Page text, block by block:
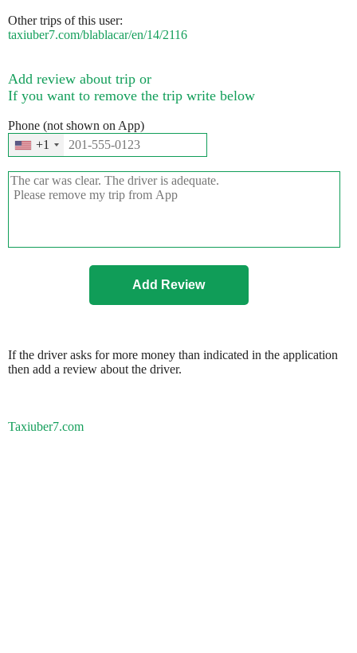
Other trips of this user:
taxiuber7.com/blablacar/en/14/2116
Add review about trip or
If you want to remove the trip write below
Phone (not shown on App)
+1
If the driver asks for more money than indicated in the application
then add a review about the driver.
Taxiuber7.com